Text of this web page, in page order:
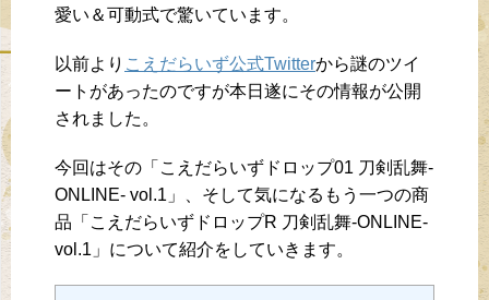
愛い＆可動式で驚いています。
以前より こえだらいず公式Twitterから謎のツイ
ートがあったのですが本日遂にその情報が公開
されました。
今回はその「こえだらいずドロップ01 刀剣乱舞-
ONLINE- vol.1」、そして気になるもう一つの商
品「こえだらいずドロップR 刀剣乱舞-ONLINE-
vol.1」について紹介をしていきます。